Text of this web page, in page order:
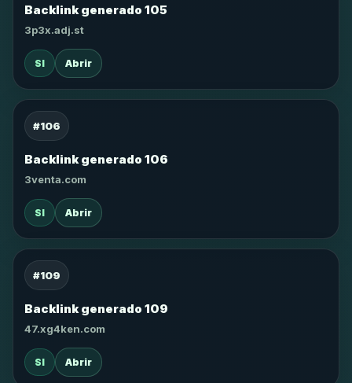
Backlink generado 105
3p3x.adj.st
SI Abrir
#106
Backlink generado 106
3venta.com
SI Abrir
#109
Backlink generado 109
47.xg4ken.com
SI Abrir